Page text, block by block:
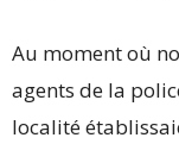
Au moment où
agents de la
localité